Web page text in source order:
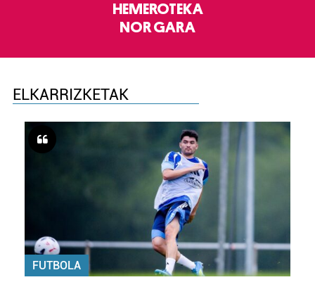
HEMEROTEKA
NOR GARA
ELKARRIZKETAK
FUTBOLA